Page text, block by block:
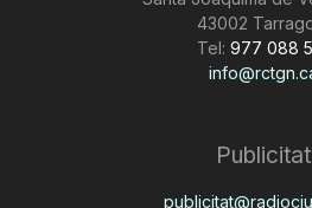
43002
Tel: 977 088